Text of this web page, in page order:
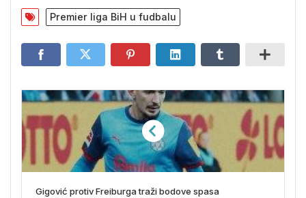
Premier liga BiH u fudbalu
Gigović protiv Freiburga traži bodove spasa